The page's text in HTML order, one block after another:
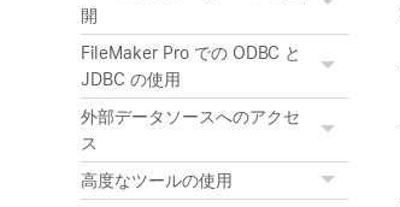
開
FileMaker Pro での ODBC と
JDBC の使用
外部データソースへのアクセ
ス
高度なツールの使用